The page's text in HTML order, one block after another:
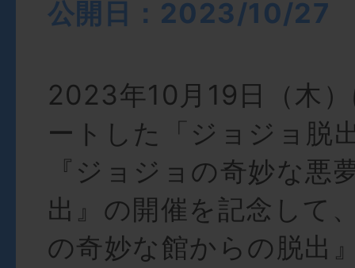
公開日：2023/10/27
2023年10月19日（木
ートした「ジョジョ脱
『ジョジョの奇妙な悪
出』の開催を記念して
の奇妙な館からの脱出